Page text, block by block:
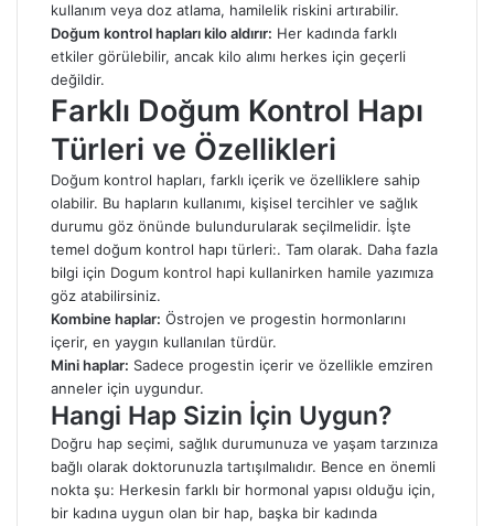
kullanım veya doz atlama, hamilelik riskini artırabilir.
Doğum kontrol hapları kilo aldırır: Her kadında farklı
etkiler görülebilir, ancak kilo alımı herkes için geçerli
değildir.
Farklı Doğum Kontrol Hapı
Türleri ve Özellikleri
Doğum kontrol hapları, farklı içerik ve özelliklere sahip
olabilir. Bu hapların kullanımı, kişisel tercihler ve sağlık
durumu göz önünde bulundurularak seçilmelidir. İşte
temel doğum kontrol hapı türleri:. Tam olarak. Daha fazla
bilgi için Dogum kontrol hapi kullanirken hamile yazımıza
göz atabilirsiniz.
Kombine haplar: Östrojen ve progestin hormonlarını
içerir, en yaygın kullanılan türdür.
Mini haplar: Sadece progestin içerir ve özellikle emziren
anneler için uygundur.
Hangi Hap Sizin İçin Uygun?
Doğru hap seçimi, sağlık durumunuza ve yaşam tarzınıza
bağlı olarak doktorunuzla tartışılmalıdır. Bence en önemli
nokta şu: Herkesin farklı bir hormonal yapısı olduğu için,
bir kadına uygun olan bir hap, başka bir kadında